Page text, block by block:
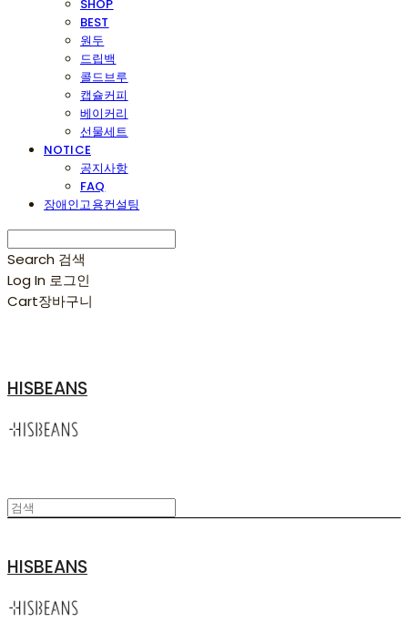
SHOP
BEST
원두
드립백
콜드브루
캡슐커피
베이커리
선물세트
NOTICE
공지사항
FAQ
장애인고용컨설팅
Search 검색
Log In 로그인
Cart장바구니
HISBEANS
HISBEANS